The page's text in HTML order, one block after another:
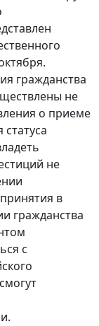
гражданства
не
о приеме
не
в
гражданства
с